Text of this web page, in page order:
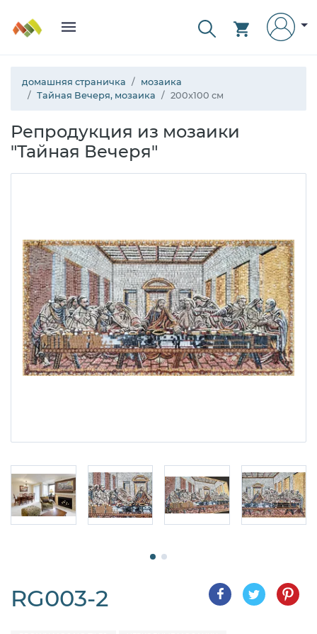
домашняя страничка
мозаика
Тайная Вечеря, мозаика
200x100 см
Репродукция из мозаики
"Тайная Вечеря"
RG003-2